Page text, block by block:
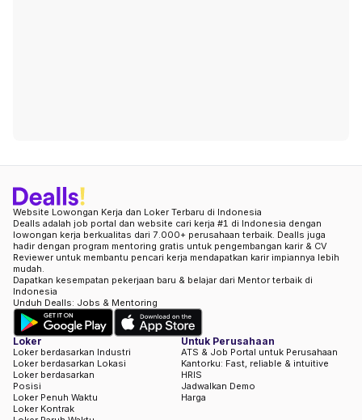
Website Lowongan Kerja dan Loker Terbaru di Indonesia
Dealls adalah job portal dan website cari kerja #1 di Indonesia dengan
lowongan kerja berkualitas dari 7.000+ perusahaan terbaik. Dealls juga
hadir dengan program mentoring gratis untuk pengembangan karir & CV
Reviewer untuk membantu pencari kerja mendapatkan karir impiannya lebih
mudah.
Dapatkan kesempatan pekerjaan baru & belajar dari Mentor terbaik di
Indonesia
Unduh Dealls: Jobs & Mentoring
Loker
Loker berdasarkan Industri
Loker berdasarkan Lokasi
Loker berdasarkan
Posisi
Loker Penuh Waktu
Loker Kontrak
Untuk Perusahaan
ATS & Job Portal untuk Perusahaan
Kantorku: Fast, reliable & intuitive
HRIS
Jadwalkan Demo
Harga